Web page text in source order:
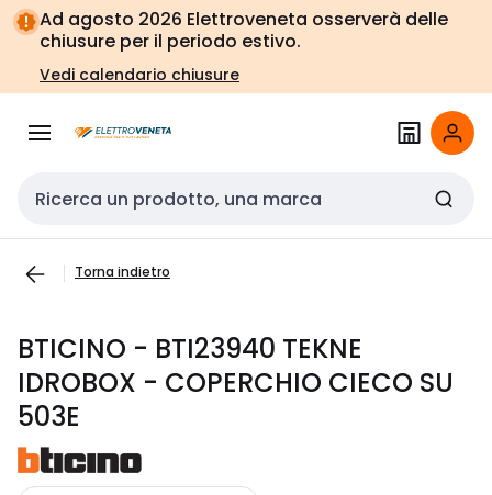
Vai alla
navigazione
Vai
alla
pagina
Ad agosto 2026 Elettroveneta osserverà delle
chiusure per il periodo estivo.
Vedi calendario chiusure
Cerca input
Torna indietro
BTICINO - BTI23940 TEKNE
IDROBOX - COPERCHIO CIECO SU
503E